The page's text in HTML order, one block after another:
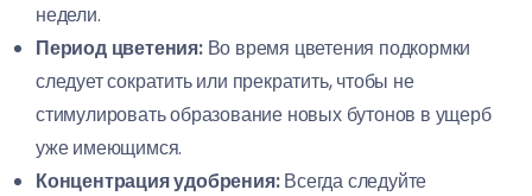
недели.
Период цветения:Во время цветения подкормки
следует сократить или прекратить, чтобы не
стимулировать образование новых бутонов в ущерб
уже имеющимся.
Концентрация удобрения:Всегда следуйте